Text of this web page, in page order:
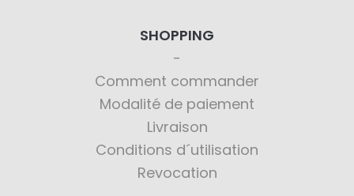
SHOPPING
Comment commander
Modalité de paiement
Livraison
Conditions d´utilisation
Revocation